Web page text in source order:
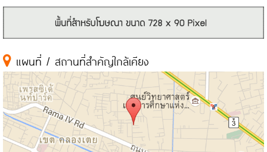
แผนที่ / สถานที่สำคัญใกล้เคียง